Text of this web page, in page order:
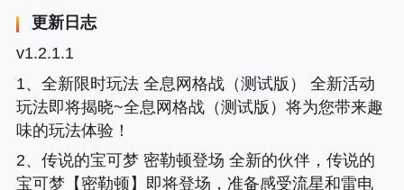
更新日志
v1.2.1.1
1、全新限时玩法 全息网格战（测试版） 全新活动
玩法即将揭晓~全息网格战（测试版）将为您带来趣
味的玩法体验！
2、传说的宝可梦 密勒顿登场 全新的伙伴，传说的
宝可梦【密勒顿】即将登场，准备感受流星和雷电